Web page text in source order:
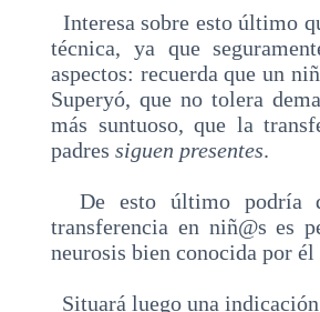
Interesa sobre esto último
técnica, ya que
aspectos: recuerda que un
Superyó, que no tolera
más suntuoso, que la
padres siguen presentes.
De esto último podría
transferencia en niñ@s es
neurosis bien conocida por
Situará luego una